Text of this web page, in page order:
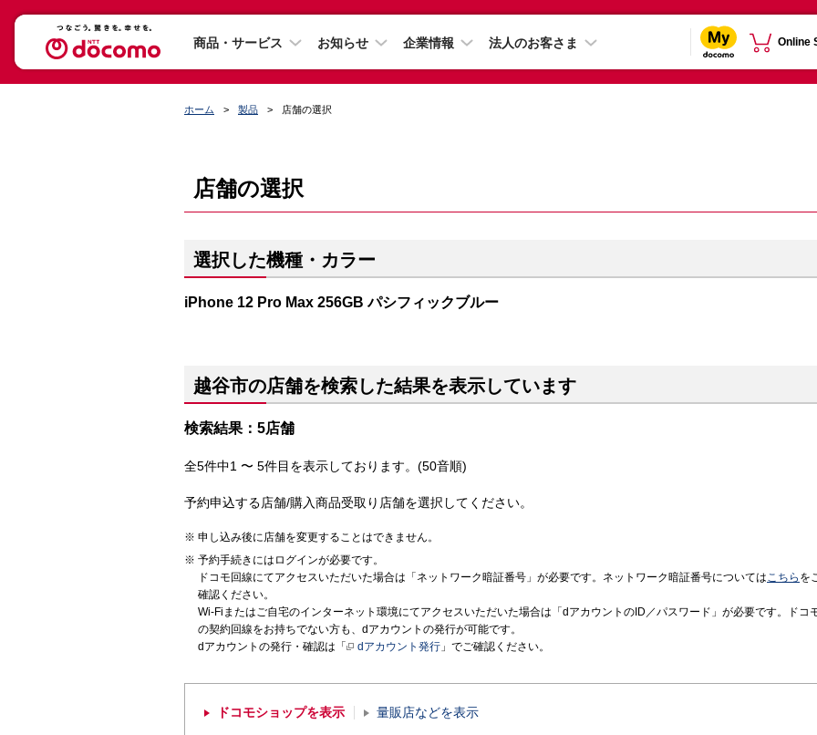
商品・サービス お知らせ 企業情報 法人のお客さま Online
ホーム 製品 店舗の選択
店舗の選択
選択した機種・カラー
iPhone 12 Pro Max 256GB パシフィックブルー
越谷市の店舗を検索した結果を表示しています
検索結果：5店舗
全5件中1 〜 5件目を表示しております。(50音順)
予約申込する店舗/購入商品受取り店舗を選択してください。
申し込み後に店舗を変更することはできません。
予約手続きにはログインが必要です。
ドコモ回線にてアクセスいただいた場合は「ネットワーク暗証番号」が必要です。ネットワーク暗証番号についてはこちら を
確認ください。
Wi-Fiまたはご自宅のインターネット環境にてアクセスいただいた場合は「dアカウントのID／パスワード」が必要です。ドコ
の契約回線をお持ちでない方も、dアカウントの発行が可能です。
dアカウントの発行・確認は「
dアカウント発行 」でご確認ください。
ドコモショップを表示 量販店などを表示